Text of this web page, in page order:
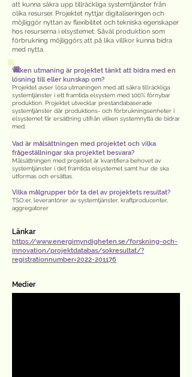
att kunna säkra upp tillräckliga systemtjänster från
olika resurser. Projektet nyttjar digitaliseringen och
möjliggör nyttan av flexibilitet och tekniska egenskaper
hos resurserna i elsystemet. Såväl produktion som
förbrukning möjliggörs att på lika villkor kunna bidra
med nytta.
Vilken utmaning är projektet tänkt att bidra med en
lösning till eller kunskap om?
Projektet avser lösa utmaningen med att säkra tillräckliga
systemtjänster i ett framtida elsystem med 100% förnybar
produktion. Projektet utvecklar prestandabaserade
systemtjänster där produktions- och förbrukningsenheter i
elsystemet får ersättning utifrån vilken systemnytta de bidrar
med.
Vad är målsättningen med projektet och vilka
frågeställningar ska projektet besvara?
Målsättningen med projektet är kvantifiera behovet av
systemtjänster i det framtida elsystemet samt hur de ska
utformas och ersättas.
Vilka målgrupper bör ta del av projektets resultat?
TSO:er, leverantörer av systemtjänster, kraftproducenter,
aggregatorer
Länkar
https://www.energimyndigheten.se/forskning-och-
innovation/projektdatabas/sokresultat/?
registrationnumber=2022-201176
Medier